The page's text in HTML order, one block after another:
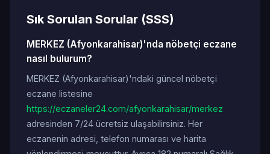
Sık Sorulan Sorular (SSS)
MERKEZ (Afyonkarahisar)'nda nöbetçi eczane
nasıl bulurum?
MERKEZ (Afyonkarahisar)'ndaki güncel nöbetçi
eczane listesine
https://eczaneler24.com/afyonkarahisar/merkez
adresinden 7/24 ücretsiz ulaşabilirsiniz. Her
eczanenin adresi, telefon numarası ve harita